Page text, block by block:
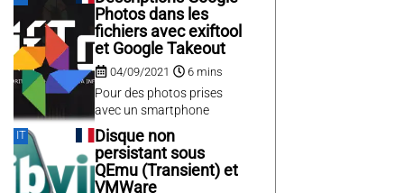
nombreuses possibilités,
mais souffre d’un petit
défaut sous Windows
lorsque l’écran est
connecté en HDMI en tant
qu’écran secondaire ; en
effet, l’entrée tactile est
positionnée sur l’écran
principal et non pas l’écran
secondaire. Le
paramétrage est
Photos dans les
fichiers avec exiftool
et Google Takeout
04/09/2021 6 mins
Pour des photos prises
avec un smartphone
Android, Google Photos
est très pratique pour
partager facilement un
album photo. J’y retrouve
IT
Disque non
persistant sous
QEmu (Transient) et
VMWare